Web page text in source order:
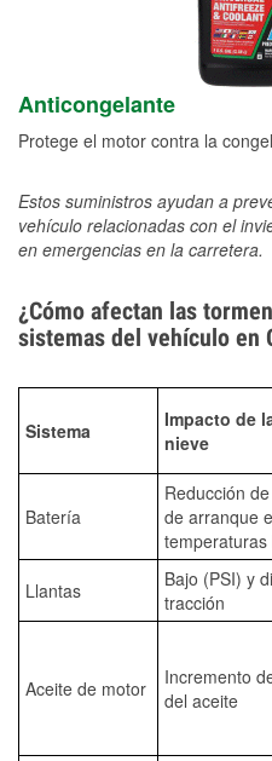
Anticongelante
Protege el motor contra la
Estos suministros ayudan a
vehículo relacionadas con el
en emergencias en la carretera.
¿Cómo afectan las
sistemas del vehículo en
Sistema
Impacto de
nieve
Batería
Reducción
de arranque
temperaturas
Llantas
Bajo (PSI) y
tracción
Aceite de motor
Incremento
del aceite